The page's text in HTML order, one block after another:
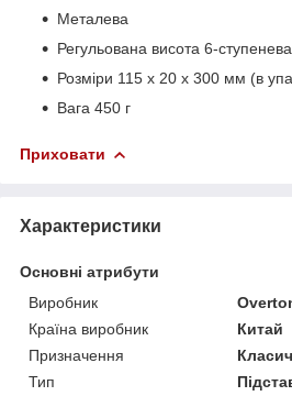
Металева
Регульована висота 6-ступенева
Розміри 115 х 20 х 300 мм (в
Вага 450 г
Приховати
Характеристики
Основні атрибути
Виробник
Країна виробник
Китай
Призначення
Тип